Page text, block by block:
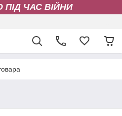
ЧАС ВІЙНИ